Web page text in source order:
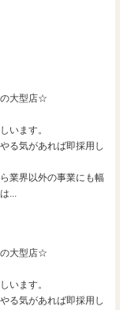
大型店☆
います。
る気があれば即採用し
業界以外の事業にも幅
...
大型店☆
います。
る気があれば即採用し